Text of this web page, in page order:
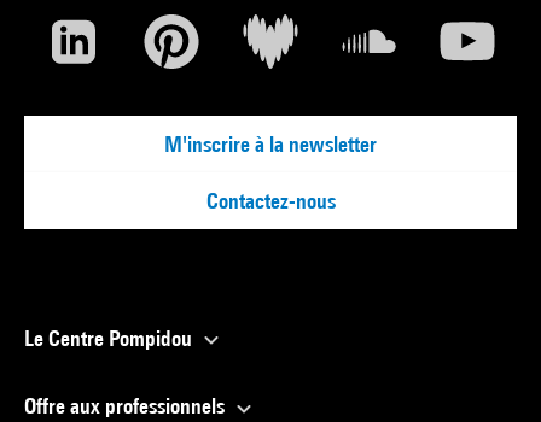
M'inscrire à la newsletter
Contactez-nous
Le Centre Pompidou
Offre aux professionnels